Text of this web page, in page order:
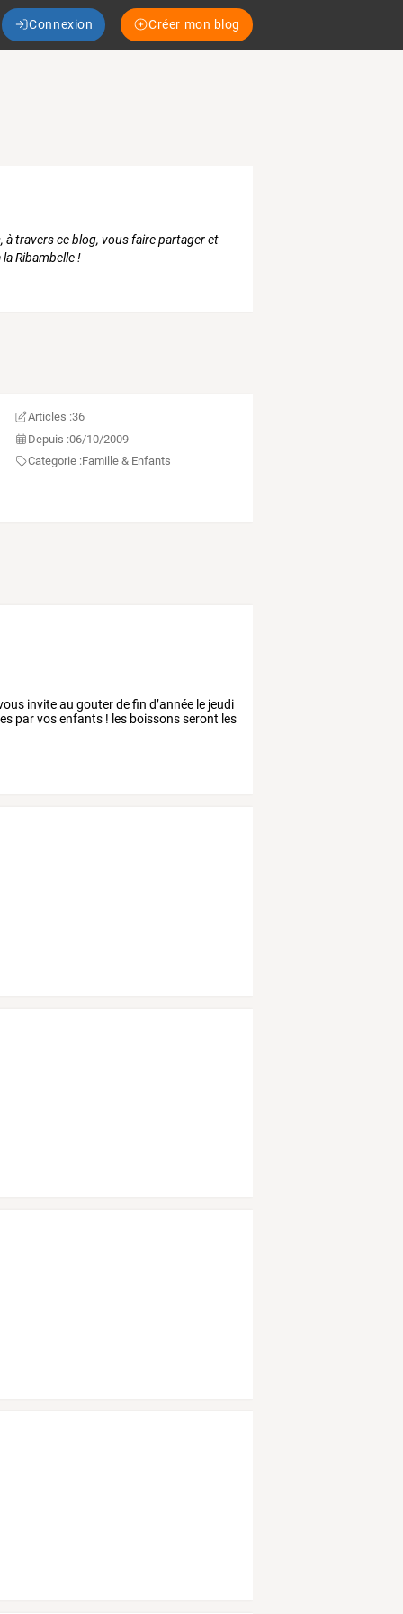
Connexion Créer mon blog
à travers ce blog, vous faire partager et
Ribambelle !
Articles :36
Depuis :06/10/2009
Categorie :Famille & Enfants
invite au gouter de fin d’année le jeudi
par vos enfants ! les boissons seront les